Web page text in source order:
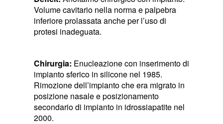
Volume cavitario nella norma e palpebra
inferiore prolassata anche per l’uso di
protesi inadeguata.
Chirurgia: Enucleazione con inserimento di
impianto sferico in silicone nel 1985.
Rimozione dell’impianto che era migrato in
posizione nasale e posizionamento
secondario di impianto in idrossiapatite nel
2000.